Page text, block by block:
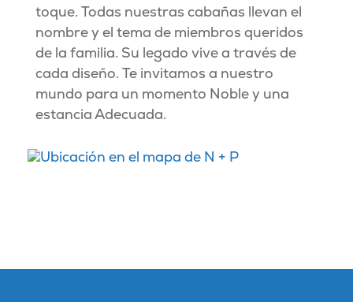
toque. Todas nuestras cabañas llevan el
nombre y el tema de miembros queridos
de la familia. Su legado vive a través de
cada diseño. Te invitamos a nuestro
mundo para un momento Noble y una
estancia Adecuada.